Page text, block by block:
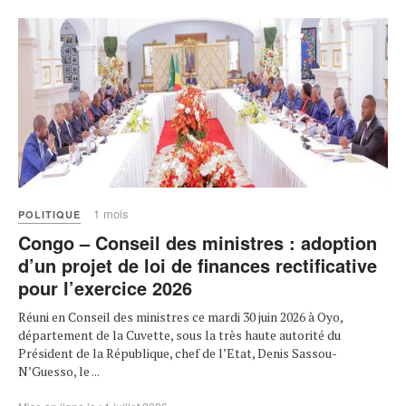
POLITIQUE 1 mois
Congo – Conseil des ministres : adoption
d’un projet de loi de finances rectificative
pour l’exercice 2026
Réuni en Conseil des ministres ce mardi 30 juin 2026 à Oyo,
département de la Cuvette, sous la très haute autorité du
Président de la République, chef de l’Etat, Denis Sassou-
N’Guesso, le ...